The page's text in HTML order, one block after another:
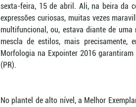
sexta-feira, 15 de abril. Ali, na beira da
expressões curiosas, muitas vezes
multifuncional, ou, estava diante de
mescla de estilos, mais
Morfologia na Expointer 2016 garantiram
(PR).
No plantel de alto nível, a Melhor